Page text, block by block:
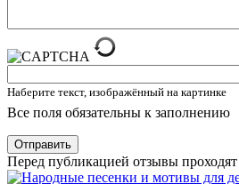
Наберите текст, изображённый на картинке
Все поля обязательны к заполнению
Отправить
Перед публикацией отзывы